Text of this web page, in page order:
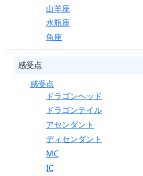
山羊座
水瓶座
魚座
感受点
感受点
ドラゴンヘッド
ドラゴンテイル
アセンダント
ディセンダント
MC
IC